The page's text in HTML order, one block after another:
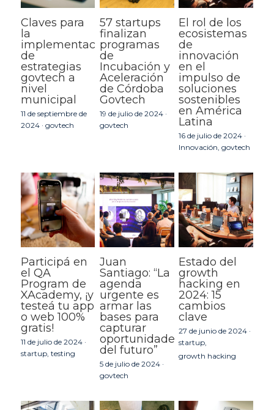
Claves para
la
implementación
de
estrategias
govtech a
nivel
municipal
11 de septiembre de
2024 · govtech
57 startups
finalizan
programas
de
Incubación y
Aceleración
de Córdoba
Govtech
19 de julio de 2024 ·
govtech
El rol de los
ecosistemas
de
innovación
en el
impulso de
soluciones
sostenibles
en América
Latina
16 de julio de 2024 ·
Innovación, govtech
Participá en
el QA
Program de
XAcademy, ¡y
testeá tu app
o web 100%
gratis!
11 de julio de 2024 ·
startup, testing
Juan
Santiago: “La
agenda
urgente es
armar las
bases para
capturar
oportunidades
del futuro”
5 de julio de 2024 ·
govtech
Estado del
growth
hacking en
2024: 15
cambios
clave
27 de junio de 2024 ·
startup,
growth hacking